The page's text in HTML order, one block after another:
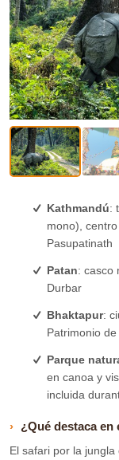
Kathmandú:
mono),
Pasupatinath
Patan: casco
Durbar
Bhaktapur:
Patrimonio
Parque
en canoa y
incluida
¿Qué destaca en
El safari por la